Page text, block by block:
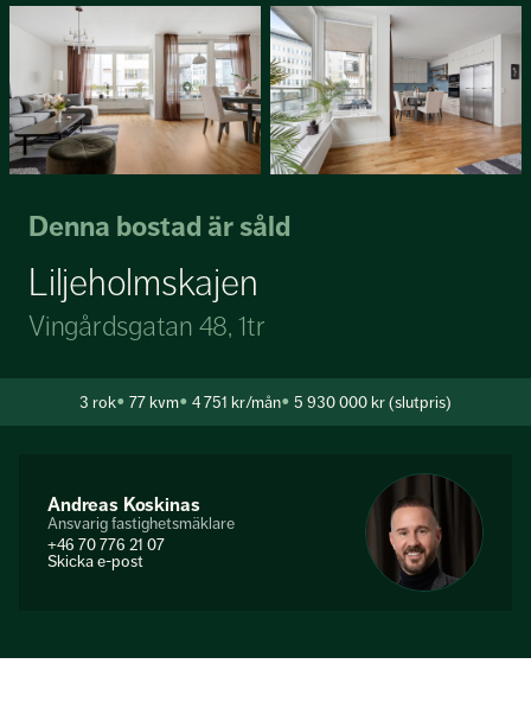
Denna bostad är såld
Vingårdsgatan 48, 1tr
Liljeholmskajen
3 rok 77 kvm 4 751 kr/mån 5 930 000 kr (slutpris)
Andreas Koskinas
Ansvarig fastighetsmäklare
+46 70 776 21 07
Skicka e-post